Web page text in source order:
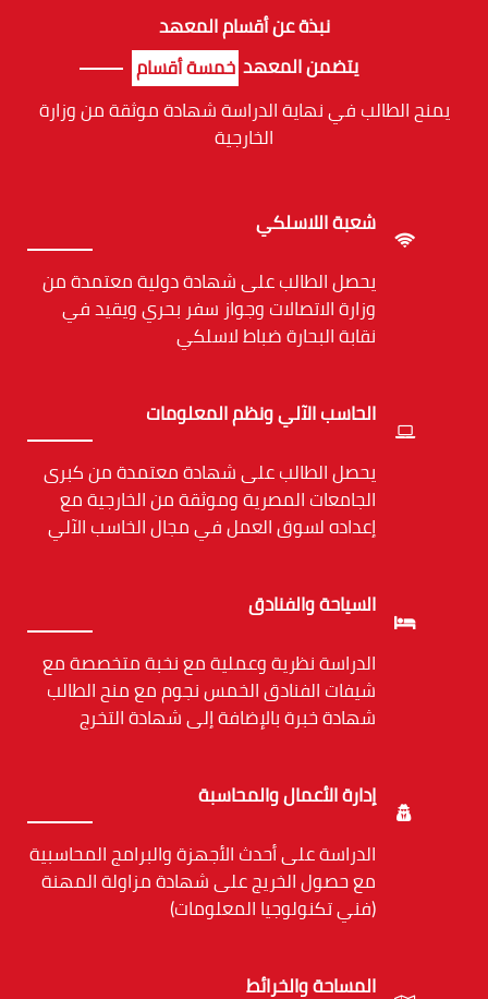
نبذة عن أقسام المعهد
يتضمن المعهد خمسة أقسام
يمنح الطالب في نهاية الدراسة شهادة موثقة من وزارة
الخارجية
شعبة اللاسلكي
يحصل الطالب على شهادة دولية معتمدة من
وزارة الاتصالات وجواز سفر بحري ويقيد في
نقابة البحارة ضباط لاسلكي
الحاسب الآلي ونظم المعلومات
يحصل الطالب على شهادة معتمدة من كبرى
الجامعات المصرية وموثقة من الخارجية مع
إعداده لسوق العمل في مجال الخاسب الآلي
السياحة والفنادق
الدراسة نظرية وعملية مع نخبة متخصصة مع
شيفات الفنادق الخمس نجوم مع منح الطالب
شهادة خبرة بالإضافة إلى شهادة التخرج
إدارة الأعمال والمحاسبة
الدراسة على أحدث الأجهزة والبرامج المحاسبية
مع حصول الخريج على شهادة مزاولة المهنة
(فني تكنولوجيا المعلومات)
المساحة والخرائط